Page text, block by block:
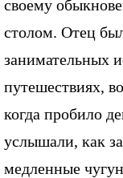
своему
столом. Отец
занимательных
путешествиях,
когда пробило
услышали, как
медленные